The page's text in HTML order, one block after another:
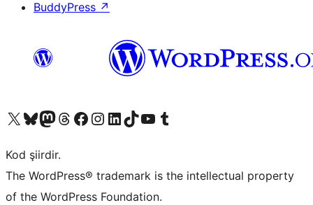
BuddyPress ↗
X (eski Twitter) hesabımıza bakın
Bluesky hesabımızı ziyaret edinMastodon hesabımızı ziyaret edinThreads hesabımızı ziyaret edinFacebook sayfamızı ziyaret edinInstagram hesabımızı ziyaret edinLinkedIn hesabımızı ziyaret edinTikTok hesabımızı ziyaret edinYouTube kanalımızı ziyaret edinTumblr hesabımızı ziyaret edin
Kod şiirdir.
The WordPress® trademark is the intellectual property
of the WordPress Foundation.